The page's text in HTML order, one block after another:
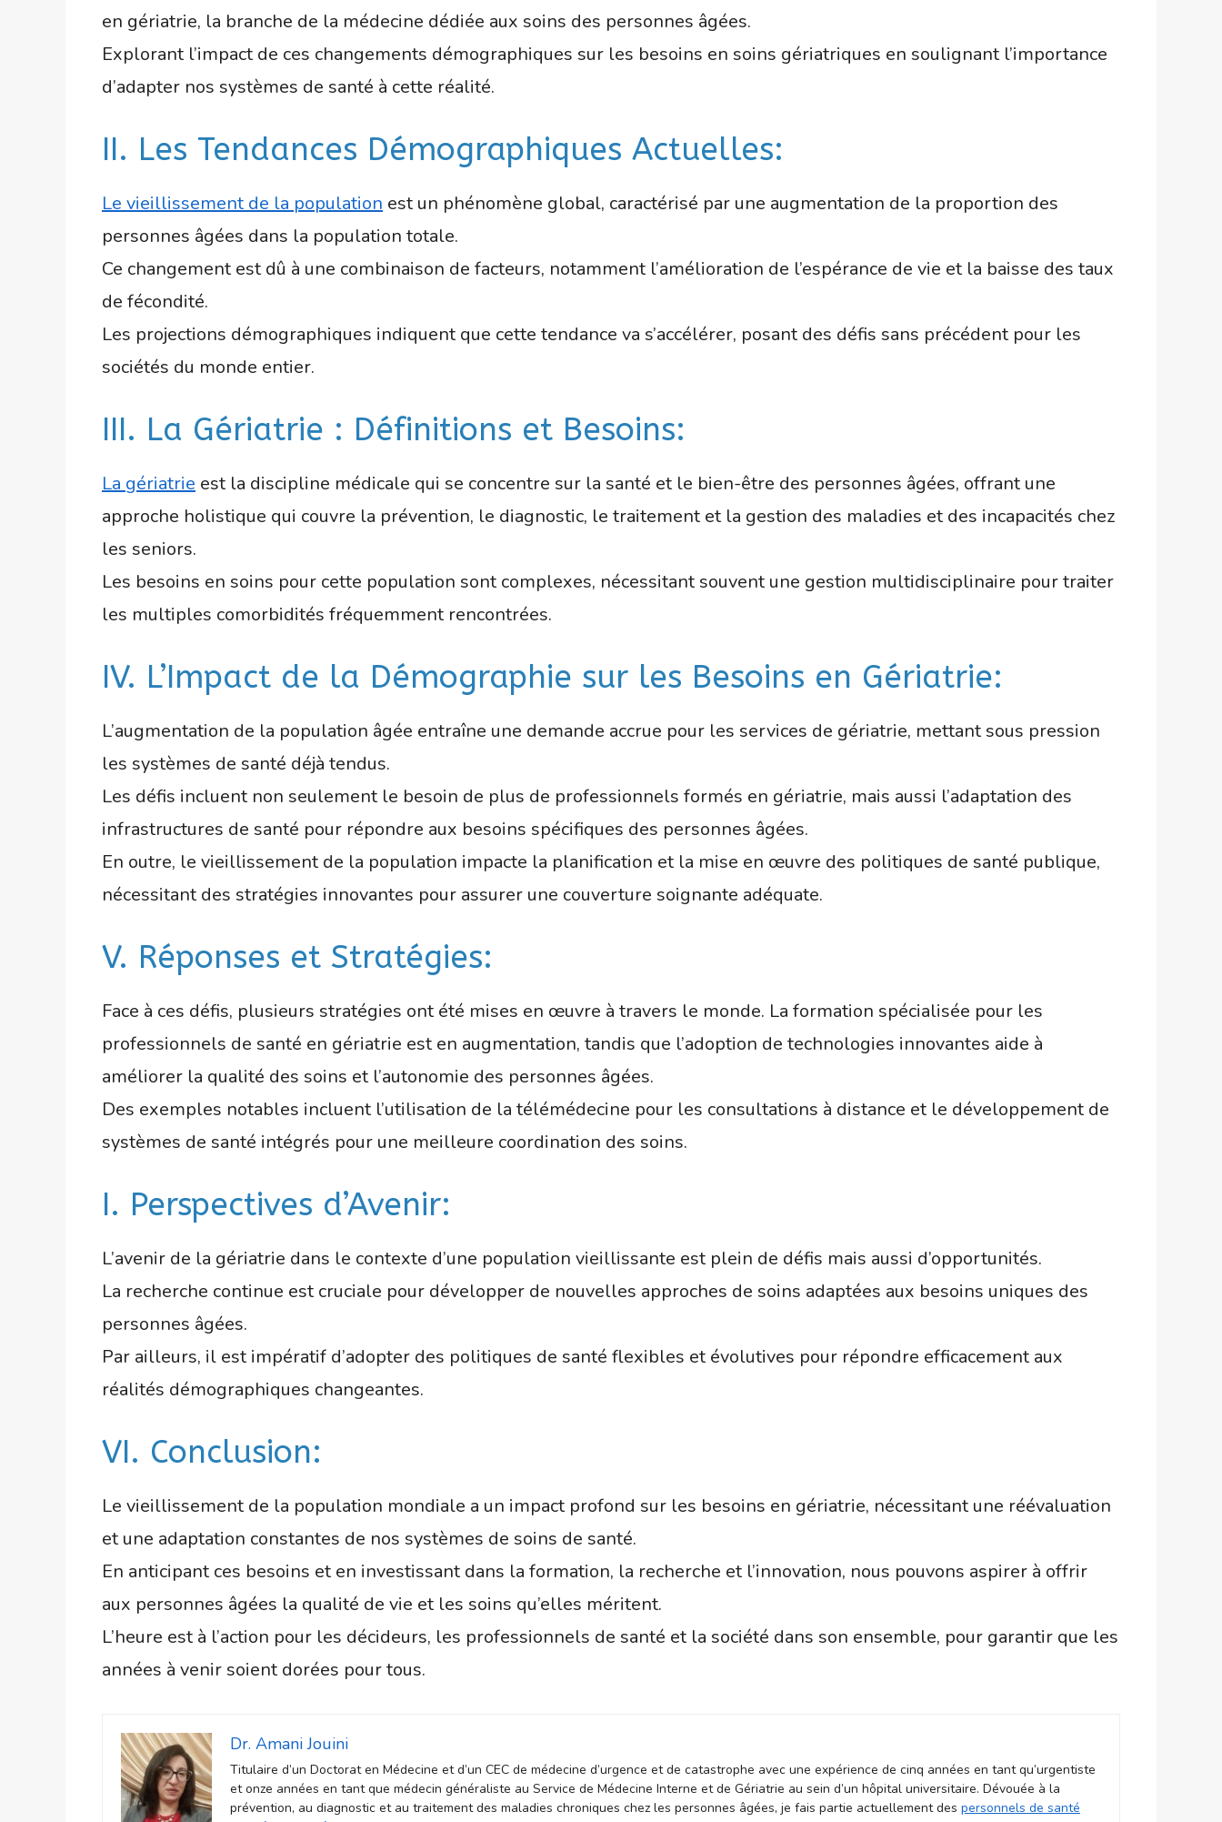
en gériatrie, la branche de la médecine dédiée aux soins des personnes âgées.
Explorant l’impact de ces changements démographiques sur les besoins en soins gériatriques en soulignant l’importance
d’adapter nos systèmes de santé à cette réalité.
II. Les Tendances Démographiques Actuelles:
Le vieillissement de la population est un phénomène global, caractérisé par une augmentation de la proportion des
personnes âgées dans la population totale.
Ce changement est dû à une combinaison de facteurs, notamment l’amélioration de l’espérance de vie et la baisse des taux
de fécondité.
Les projections démographiques indiquent que cette tendance va s’accélérer, posant des défis sans précédent pour les
sociétés du monde entier.
III. La Gériatrie : Définitions et Besoins:
La gériatrie est la discipline médicale qui se concentre sur la santé et le bien-être des personnes âgées, offrant une
approche holistique qui couvre la prévention, le diagnostic, le traitement et la gestion des maladies et des incapacités chez
les seniors.
Les besoins en soins pour cette population sont complexes, nécessitant souvent une gestion multidisciplinaire pour traiter
les multiples comorbidités fréquemment rencontrées.
IV. L’Impact de la Démographie sur les Besoins en Gériatrie:
L’augmentation de la population âgée entraîne une demande accrue pour les services de gériatrie, mettant sous pression
les systèmes de santé déjà tendus.
Les défis incluent non seulement le besoin de plus de professionnels formés en gériatrie, mais aussi l’adaptation des
infrastructures de santé pour répondre aux besoins spécifiques des personnes âgées.
En outre, le vieillissement de la population impacte la planification et la mise en œuvre des politiques de santé publique,
nécessitant des stratégies innovantes pour assurer une couverture soignante adéquate.
V. Réponses et Stratégies:
Face à ces défis, plusieurs stratégies ont été mises en œuvre à travers le monde. La formation spécialisée pour les
professionnels de santé en gériatrie est en augmentation, tandis que l’adoption de technologies innovantes aide à
améliorer la qualité des soins et l’autonomie des personnes âgées.
Des exemples notables incluent l’utilisation de la télémédecine pour les consultations à distance et le développement de
systèmes de santé intégrés pour une meilleure coordination des soins.
I. Perspectives d’Avenir:
L’avenir de la gériatrie dans le contexte d’une population vieillissante est plein de défis mais aussi d’opportunités.
La recherche continue est cruciale pour développer de nouvelles approches de soins adaptées aux besoins uniques des
personnes âgées.
Par ailleurs, il est impératif d’adopter des politiques de santé flexibles et évolutives pour répondre efficacement aux
réalités démographiques changeantes.
VI. Conclusion:
Le vieillissement de la population mondiale a un impact profond sur les besoins en gériatrie, nécessitant une réévaluation
et une adaptation constantes de nos systèmes de soins de santé.
En anticipant ces besoins et en investissant dans la formation, la recherche et l’innovation, nous pouvons aspirer à offrir
aux personnes âgées la qualité de vie et les soins qu’elles méritent.
L’heure est à l’action pour les décideurs, les professionnels de santé et la société dans son ensemble, pour garantir que les
années à venir soient dorées pour tous.
Dr. Amani Jouini
Titulaire d’un Doctorat en Médecine et d’un CEC de médecine d’urgence et de catastrophe avec une expérience de cinq années en tant qu’urgentiste
et onze années en tant que médecin généraliste au Service de Médecine Interne et de Gériatrie au sein d’un hôpital universitaire. Dévouée à la
prévention, au diagnostic et au traitement des maladies chroniques chez les personnes âgées, je fais partie actuellement des personnels de santé